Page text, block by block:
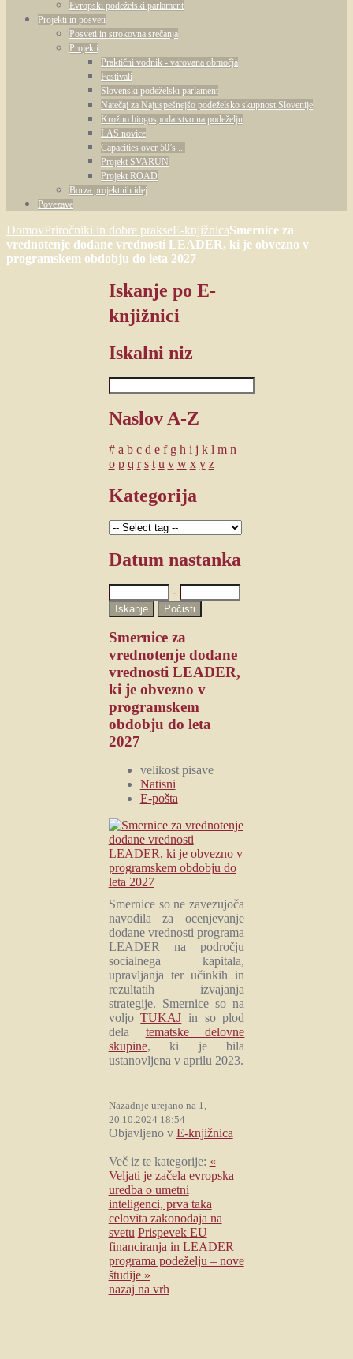
Evropski podeželski parlament
Projekti in posveti
Posveti in strokovna srečanja
Projekti
Praktični vodnik - varovana območja
Festivali
Slovenski podeželski parlament
Natečaj za Najuspešnejšo podeželsko skupnost Slovenije
Krožno biogospodarstvo na podeželju
LAS novice
Capacities over 50’s ...
Projekt SVARUN
Projekt ROAD
Borza projektnih idej
Povezave
DomovPriročniki in dobre prakseE-knjižnicaSmernice za
vrednotenje dodane vrednosti LEADER, ki je obvezno v
programskem obdobju do leta 2027
Iskanje po E-
knjižnici
Iskalni niz
Naslov A-Z
# a b c d e f g h i j k l m n
o p q r s t u v w x y z
Kategorija
Datum nastanka
-
Smernice za
vrednotenje dodane
vrednosti LEADER,
ki je obvezno v
programskem
obdobju do leta
2027
velikost pisave
Natisni
E-pošta
Smernice so ne zavezujoča
navodila za ocenjevanje
dodane vrednosti programa
LEADER na področju
socialnega kapitala,
upravljanja ter učinkih in
rezultatih izvajanja
strategije. Smernice so na
voljoTUKAJ in so plod
dela tematske delovne
skupine, ki je bila
ustanovljena v aprilu 2023.
Nazadnje urejano na 1,
20.10.2024 18:54
Objavljeno v E-knjižnica
Več iz te kategorije: «
Veljati je začela evropska
uredba o umetni
inteligenci, prva taka
celovita zakonodaja na
svetu Prispevek EU
financiranja in LEADER
programa podeželju – nove
študije »
nazaj na vrh